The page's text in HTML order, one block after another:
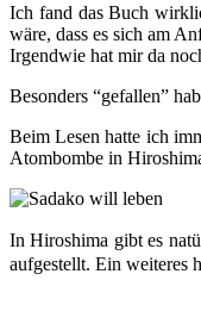
Ich fand das Buch
wäre, dass es sich am
Irgendwie hat mir da
Besonders “gefallen”
Beim Lesen hatte ich
Atombombe in
In Hiroshima gibt es
aufgestellt. Ein weiteres